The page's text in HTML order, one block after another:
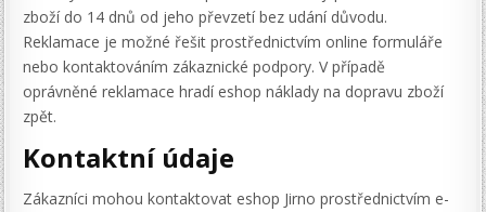
zboží do 14 dnů od jeho převzetí bez udání důvodu.
Reklamace je možné řešit prostřednictvím online formuláře
nebo kontaktováním zákaznické podpory. V případě
oprávněné reklamace hradí eshop náklady na dopravu zboží
zpět.
Kontaktní údaje
Zákazníci mohou kontaktovat eshop Jirno prostřednictvím e-